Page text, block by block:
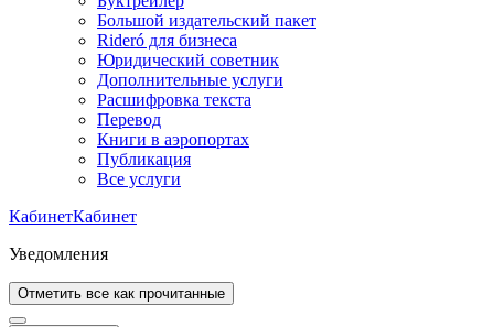
Большой издательский пакет
Rideró для бизнеса
Юридический советник
Дополнительные услуги
Расшифровка текста
Перевод
Книги в аэропортах
Публикация
Все услуги
КабинетКабинет
Уведомления
Отметить все как прочитанные